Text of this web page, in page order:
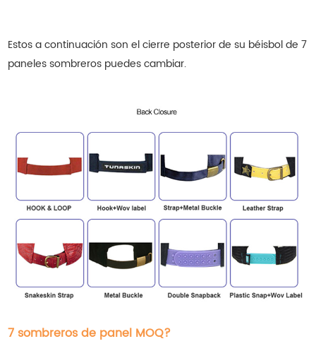
Estos a continuación son el cierre posterior de su béisbol de 7
panelessombreros puedes cambiar.
7 sombreros de panel MOQ?